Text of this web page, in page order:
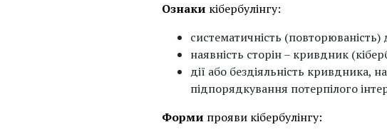
Ознаки кібербулінгу:
систематичність (повторюваність)
наявність сторін – кривдник
дії або бездіяльність кривдника,
підпорядкування потерпілого
Форми прояви кібербулінгу: